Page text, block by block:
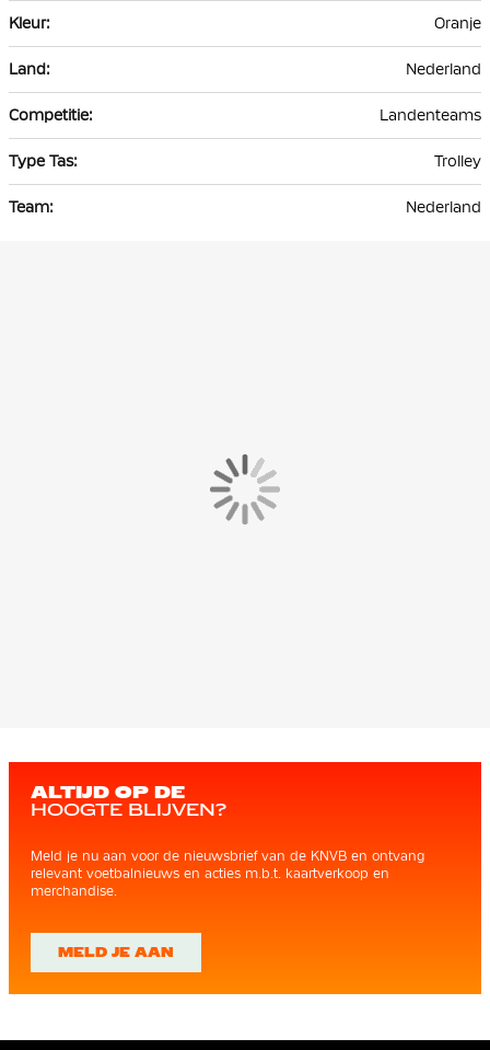
Oranje
Nederland
Landenteams
Trolley
Nederland
ALTIJD OP DE
HOOGTE BLIJVEN?
Meld je nu aan voor de nieuwsbrief van de KNVB en ontvang
relevant voetbalnieuws en acties m.b.t. kaartverkoop en
merchandise.
MELD JE AAN